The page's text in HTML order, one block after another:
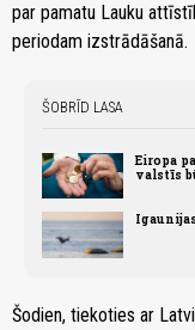
par pamatu Lauku
periodam izstrādāšanā.
ŠOBRĪD LASA
Eiropa
valstīs
Šodien, tiekoties ar